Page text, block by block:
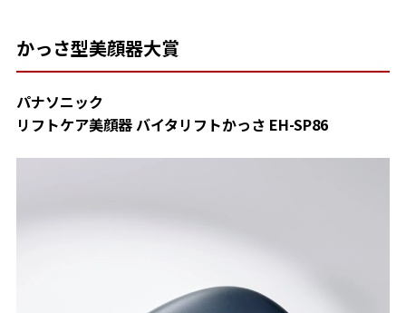
かっさ型美顔器大賞
パナソニック
リフトケア美顔器 バイタリフトかっさ EH-SP86